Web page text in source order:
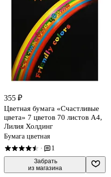
355 ₽
Цветная бумага «Счастливые
цвета» 7 цветов 70 листов А4,
Лилия Холдинг
Бумага цветная
· 1
Забрать
из магазина